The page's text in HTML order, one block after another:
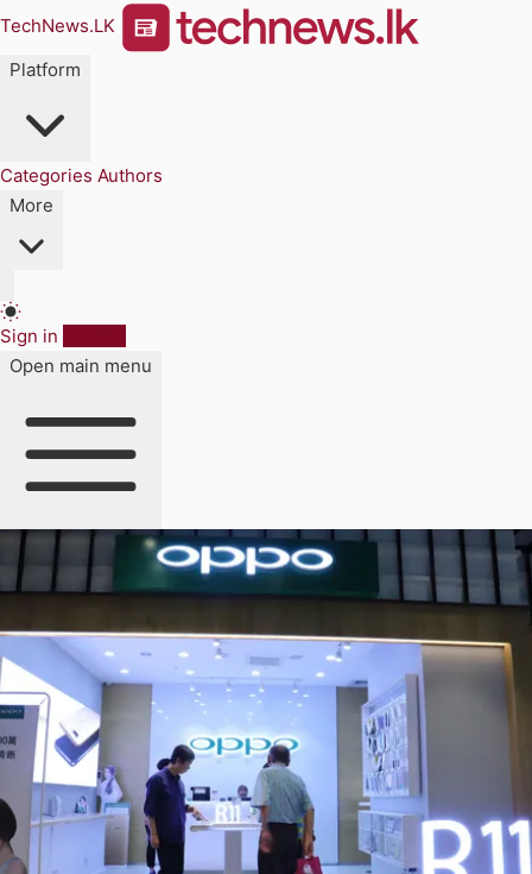
TechNews.LK
Platform
Categories Authors
More
Sign in
Open main menu